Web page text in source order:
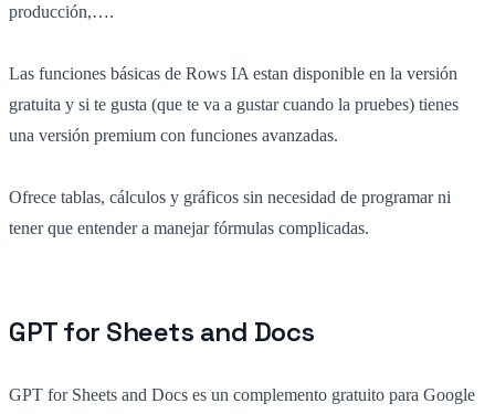
producción,….
Las funciones básicas de Rows IA estan disponible en la versión
gratuita y si te gusta (que te va a gustar cuando la pruebes) tienes
una versión premium con funciones avanzadas.
Ofrece tablas, cálculos y gráficos sin necesidad de programar ni
tener que entender a manejar fórmulas complicadas.
GPT for Sheets and Docs
GPT for Sheets and Docs es un complemento gratuito para Google